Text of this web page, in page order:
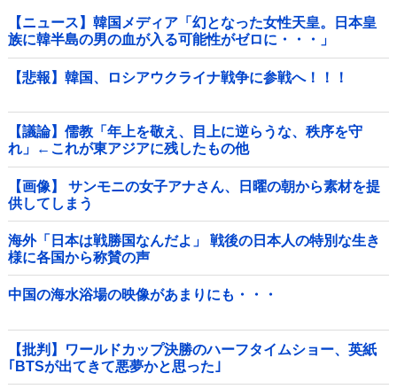
【ニュース】韓国メディア「幻となった女性天皇。日本皇
族に韓半島の男の血が入る可能性がゼロに・・・」
【悲報】韓国、ロシアウクライナ戦争に参戦へ！！！
【議論】儒教「年上を敬え、目上に逆らうな、秩序を守
れ」←これが東アジアに残したもの他
【画像】 サンモニの女子アナさん、日曜の朝から素材を提
供してしまう
海外「日本は戦勝国なんだよ」 戦後の日本人の特別な生き
様に各国から称賛の声
中国の海水浴場の映像があまりにも・・・
【批判】ワールドカップ決勝のハーフタイムショー、英紙
｢BTSが出てきて悪夢かと思った｣